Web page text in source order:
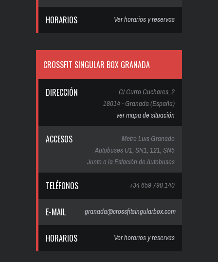
HORARIOS Ver horarios y reservas
CROSSFIT SINGULAR BOX GRANADA
DIRECCIÓN
C/ Curro Cuchares, 2
18014 - Granada (España)
ver mapa de situación
ACCESOS
Metro Luis Granado
Autobuses U1, SN1, 121, SN5
Junto a la Estación de Autobuses
TELÉFONOS +34 659 790 140
E-MAIL granada@crossfitsingularbox.com
HORARIOS Ver horarios y reservas